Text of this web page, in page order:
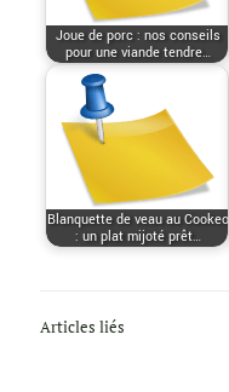
Joue de porc : nos conseils
pour une viande tendre…
Blanquette de veau au Cookeo
: un plat mijoté prêt…
Articles liés